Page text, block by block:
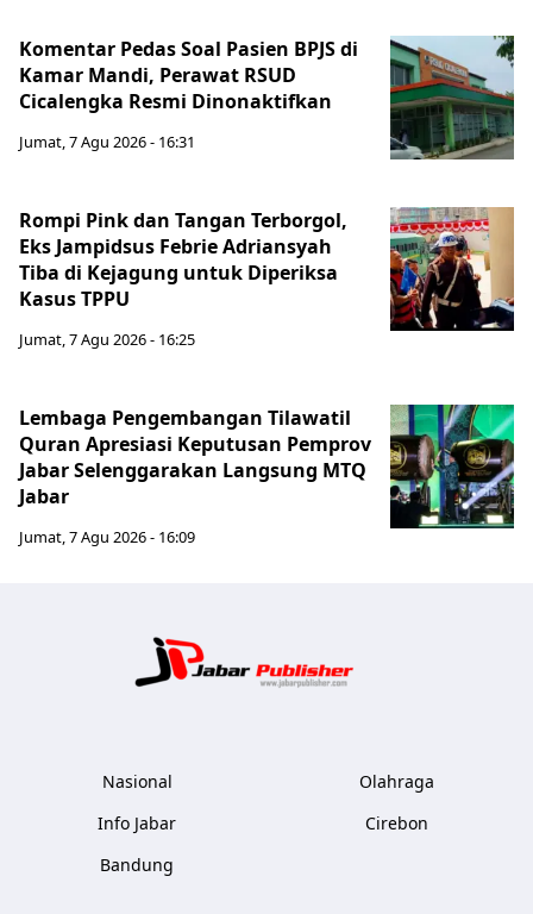
Komentar Pedas Soal Pasien BPJS di
Kamar Mandi, Perawat RSUD
Cicalengka Resmi Dinonaktifkan
Jumat, 7 Agu 2026 - 16:31
Rompi Pink dan Tangan Terborgol,
Eks Jampidsus Febrie Adriansyah
Tiba di Kejagung untuk Diperiksa
Kasus TPPU
Jumat, 7 Agu 2026 - 16:25
Lembaga Pengembangan Tilawatil
Quran Apresiasi Keputusan Pemprov
Jabar Selenggarakan Langsung MTQ
Jabar
Jumat, 7 Agu 2026 - 16:09
Nasional
Info Jabar
Bandung
Olahraga
Cirebon